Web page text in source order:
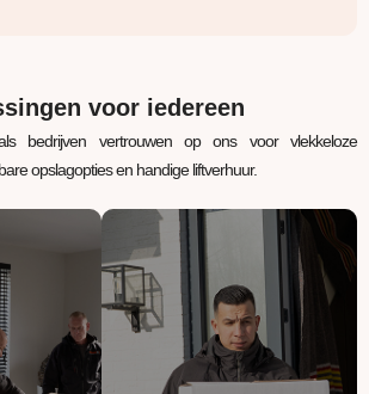
voor iedereen
bedrijven vertrouwen op ons voor vlekkeloze
opslagopties en handige liftverhuur.
A naar
regelen
Opslagruimte
Jouw spullen staan bij
ons veilig, verwarmd en